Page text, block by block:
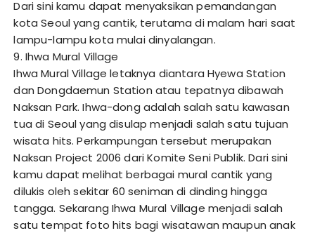
Dari sini kamu dapat menyaksikan pemandangan
kota Seoul yang cantik, terutama di malam hari saat
lampu-lampu kota mulai dinyalangan.
9. Ihwa Mural Village
Ihwa Mural Village letaknya diantara Hyewa Station
dan Dongdaemun Station atau tepatnya dibawah
Naksan Park. Ihwa-dong adalah salah satu kawasan
tua di Seoul yang disulap menjadi salah satu tujuan
wisata hits. Perkampungan tersebut merupakan
Naksan Project 2006 dari Komite Seni Publik. Dari sini
kamu dapat melihat berbagai mural cantik yang
dilukis oleh sekitar 60 seniman di dinding hingga
tangga. Sekarang Ihwa Mural Village menjadi salah
satu tempat foto hits bagi wisatawan maupun anak